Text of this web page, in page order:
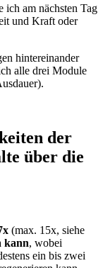
ich am nächsten Tag
und Kraft oder
hintereinander
alle drei Module
der
über die
(max. 15x, siehe
kann, wobei
ein bis zwei